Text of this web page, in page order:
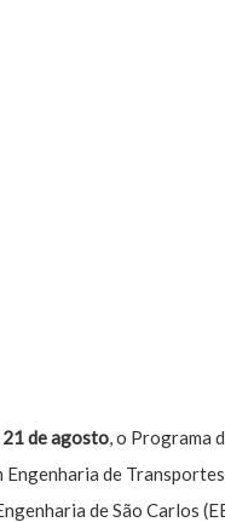
21 de agosto, o Programa
Engenharia de
de São Carlos